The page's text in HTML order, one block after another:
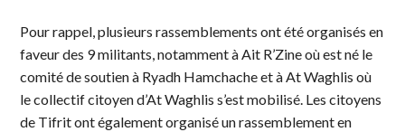
Pour rappel, plusieurs rassemblements ont été organisés en
faveur des 9 militants, notamment à Ait R’Zine où est né le
comité de soutien à Ryadh Hamchache et à At Waghlis où
le collectif citoyen d’At Waghlis s’est mobilisé. Les citoyens
de Tifrit ont également organisé un rassemblement en